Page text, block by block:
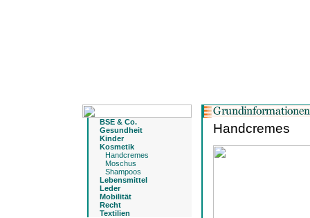
BSE & Co.
Gesundheit
Kinder
Kosmetik
Handcremes
Moschus
Shampoos
Lebensmittel
Leder
Mobilität
Recht
Textilien
Handcremes